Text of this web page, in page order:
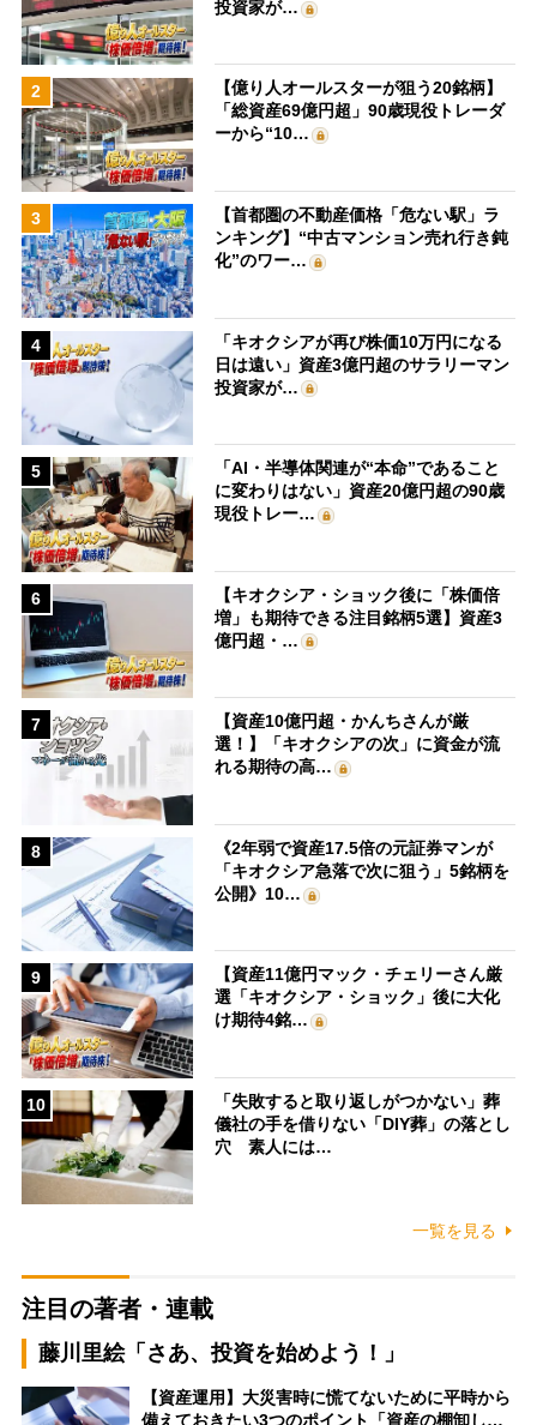
投資家が…
2
【億り人オールスターが狙う20銘柄】
「総資産69億円超」90歳現役トレーダ
ーから“10…
3
【首都圏の不動産価格「危ない駅」ラ
ンキング】“中古マンション売れ行き鈍
化”のワー…
4
「キオクシアが再び株価10万円になる
日は遠い」資産3億円超のサラリーマン
投資家が…
5
「AI・半導体関連が“本命”であること
に変わりはない」資産20億円超の90歳
現役トレー…
6
【キオクシア・ショック後に「株価倍
増」も期待できる注目銘柄5選】資産3
億円超・…
7
【資産10億円超・かんちさんが厳
選！】「キオクシアの次」に資金が流
れる期待の高…
8
《2年弱で資産17.5倍の元証券マンが
「キオクシア急落で次に狙う」5銘柄を
公開》10…
9
【資産11億円マック・チェリーさん厳
選「キオクシア・ショック」後に大化
け期待4銘…
10
「失敗すると取り返しがつかない」葬
儀社の手を借りない「DIY葬」の落とし
穴 素人には…
一覧を見る
注目の著者・連載
藤川里絵「さあ、投資を始めよう！」
【資産運用】大災害時に慌てないために平時から
備えておきたい3つのポイント「資産の棚卸し…